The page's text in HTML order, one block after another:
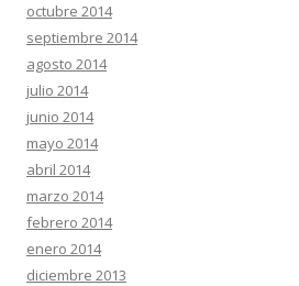
octubre 2014
septiembre 2014
agosto 2014
julio 2014
junio 2014
mayo 2014
abril 2014
marzo 2014
febrero 2014
enero 2014
diciembre 2013